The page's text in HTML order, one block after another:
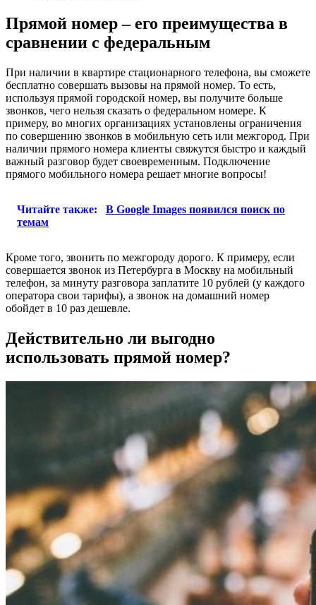
Прямой номер – его преимущества в
сравнении с федеральным
При наличии в квартире стационарного телефона, вы сможете
бесплатно совершать вызовы на прямой номер. То есть,
используя прямой городской номер, вы получите больше
звонков, чего нельзя сказать о федеральном номере. К
примеру, во многих организациях установлены ограничения
по совершению звонков в мобильную сеть или межгород. При
наличии прямого номера клиенты свяжутся быстро и каждый
важный разговор будет своевременным. Подключение
прямого мобильного номера решает многие вопросы!
Читайте также:
В Google Images появился поиск по
темам
Кроме того, звонить по межгороду дорого. К примеру, если
совершается звонок из Петербурга в Москву на мобильный
телефон, за минуту разговора заплатите 10 рублей (у каждого
оператора свои тарифы), а звонок на домашний номер
обойдет в 10 раз дешевле.
Действительно ли выгодно
использовать прямой номер?